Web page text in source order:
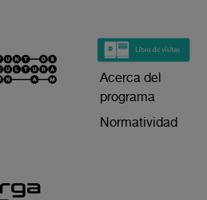
Acerca del
programa
Normatividad